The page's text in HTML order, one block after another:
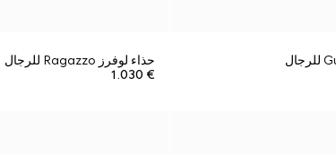
حذاء لوفرز Ragazzo للرجال
€ 1.030